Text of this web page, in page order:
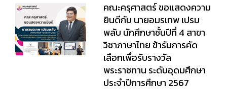
คณะครุศาสตร์ ขอแสดงความ
ยินดีกับ นายอมรเทพ เปรม
พลับ นักศึกษาชั้นปีที่ 4 สาขา
วิชาภาษาไทย ข้ารับการคัด
เลือกเพื่อรับรางวัล
พระราชทาน ระดับอุดมศึกษา
ประจำปีการศึกษา 2567